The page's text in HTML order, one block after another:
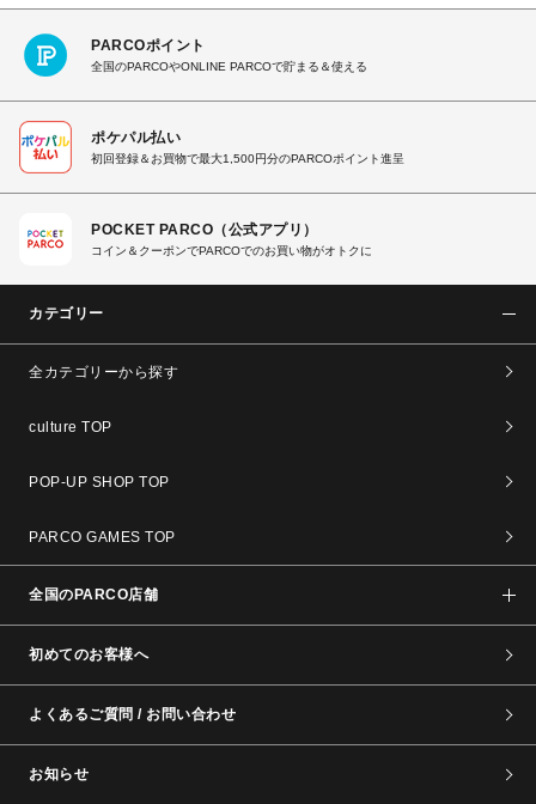
PARCOポイント
全国のPARCOやONLINE PARCOで貯まる＆使える
ポケパル払い
初回登録＆お買物で最大1,500円分のPARCOポイント進呈
POCKET PARCO（公式アプリ）
コイン＆クーポンでPARCOでのお買い物がオトクに
カテゴリー
全カテゴリーから探す
culture TOP
POP-UP SHOP TOP
PARCO GAMES TOP
全国のPARCO店舗
初めてのお客様へ
よくあるご質問 / お問い合わせ
お知らせ